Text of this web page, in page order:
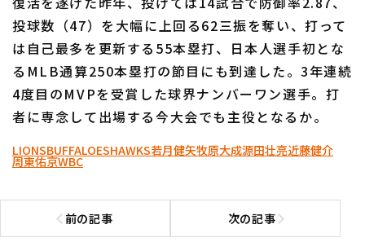
投球数（47）を大幅に上回る62三振を奪い、打って
は自己最多を更新する55本塁打、日本人選手初とな
るMLB通算250本塁打の節目にも到達した。3年連続
4度目のMVPを受賞した球界ナンバーワン選手。打
者に専念して出場する今大会でも主役となるか。
LIONSBUFFALOESHAWKS若月健矢牧原大成源田壮亮近藤健介
周東佑京WBC
前の記事
前の記事へ 次の記事次の記事へ